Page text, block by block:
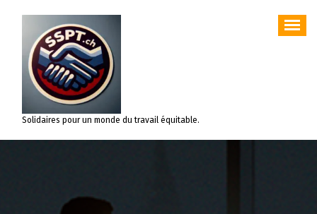
contenu
Solidaires pour un monde du travail équitable.